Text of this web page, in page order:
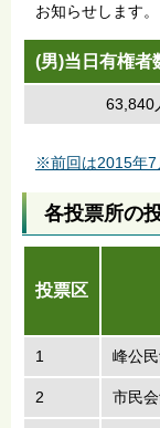
お知らせします。
(男)当日有権者
63,840
※前回は2015年7
各投票所の
投票区
1 峰公
2 市民